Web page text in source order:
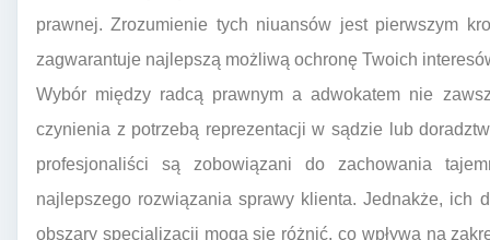
prawnej. Zrozumienie tych niuansów jest pierwszym
zagwarantuje najlepszą możliwą ochronę Twoich
Wybór między radcą prawnym a adwokatem nie
czynienia z potrzebą reprezentacji w sądzie lub
profesjonaliści są zobowiązani do zachowania
najlepszego rozwiązania sprawy klienta. Jednakże, ich
obszary specjalizacji mogą się różnić, co wpływa na